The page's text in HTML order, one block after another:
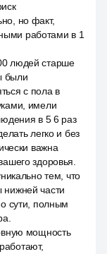
но факт,
работами в 1
людей старше
были
с пола в
имели
в 5 6 раз
легко и без
важна
здоровья.
тем, что
части
сути, полным
мощность